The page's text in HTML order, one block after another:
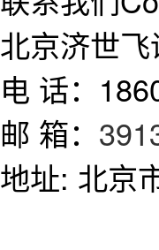
北京济世
电 话：
邮 箱：
地址: 北京